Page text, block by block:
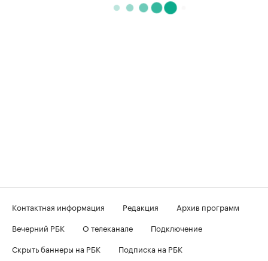
Контактная информация Редакция
Архив программ
Вечерний РБК
О телеканале
Подключение
Скрыть баннеры на РБК
Подписка на РБК